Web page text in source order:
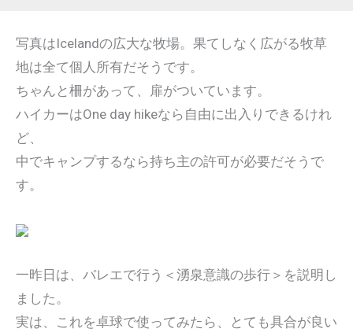
写真はIcelandの広大な牧場。果てしなく広がる牧草
地は全て個人所有だそうです。
ちゃんと柵があって、扉がついています。
ハイカーはOne day hikeなら自由に出入りできるけれ
ど、
中でキャンプするなら持ち主の許可が必要だそうで
す。
一昨日は、バレエで行う＜湧泉意識の歩行＞を説明し
ました。
実は、これを卓球で使ってみたら、とても具合が良い